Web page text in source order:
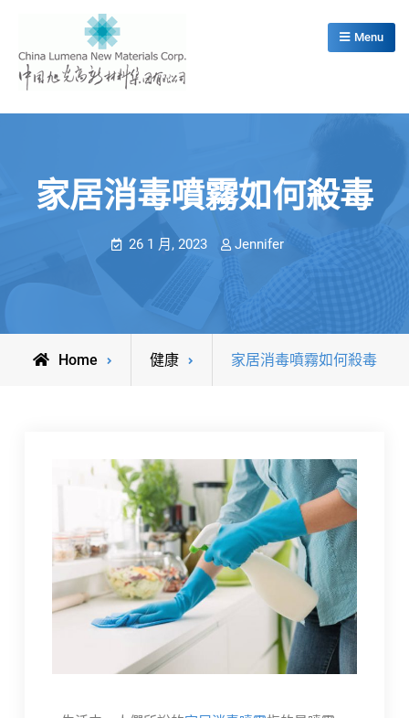
content
China Lumena New Materials Corp.
Menu
家居消毒噴霧如何殺毒
26 1 月, 2023 Jennifer
Home 健康 家居消毒噴霧如何殺毒